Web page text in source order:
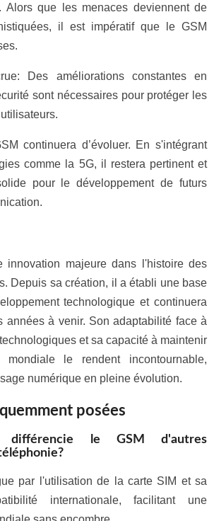
Alors que les menaces deviennent de
il est impératif que le GSM
Des améliorations constantes en
sont nécessaires pour protéger les
continuera d’évoluer. En s'intégrant
comme la 5G, il restera pertinent et
pour le développement de futurs
innovation majeure dans l'histoire des
Depuis sa création, il a établi une base
technologique et continuera
années à venir. Son adaptabilité face à
et sa capacité à maintenir
mondiale le rendent incontournable,
numérique en pleine évolution.
posées
différencie le GSM d'autres
par l'utilisation de la carte SIM et sa
internationale, facilitant une